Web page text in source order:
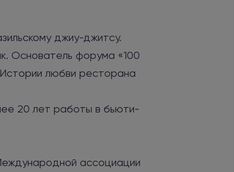
джиу-джитсу.
Основатель форума «100
любви ресторана
20 лет работы в бьюти-
ассоциации